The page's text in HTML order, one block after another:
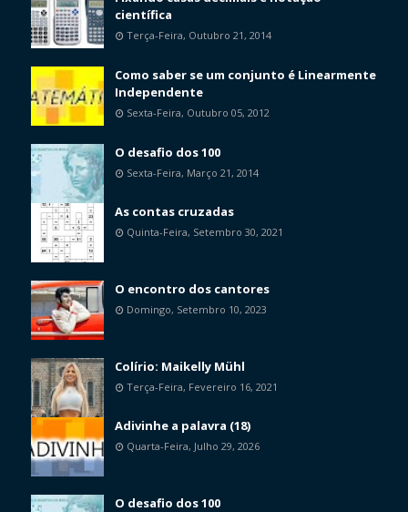
científica
Terça-Feira, Outubro 21, 2014
Como saber se um conjunto é Linearmente
Independente
Sexta-Feira, Outubro 05, 2012
O desafio dos 100
Sexta-Feira, Março 21, 2014
As contas cruzadas
Quinta-Feira, Setembro 30, 2021
O encontro dos cantores
Domingo, Setembro 10, 2023
Colírio: Maikelly Mühl
Terça-Feira, Fevereiro 16, 2021
Adivinhe a palavra (18)
Quarta-Feira, Julho 29, 2026
O desafio dos 100